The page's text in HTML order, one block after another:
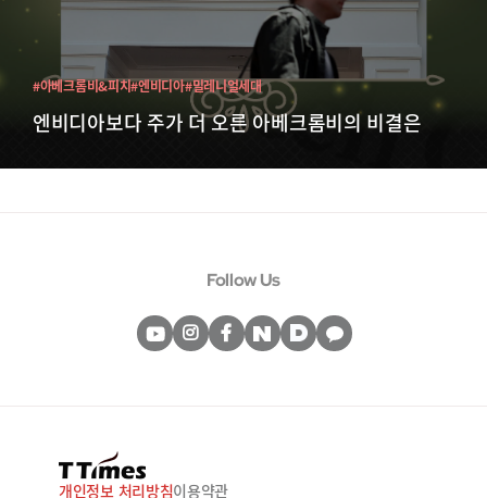
엔비디아보다 주가 더 오른 아베크롬비의 비결은
#아베크롬비&피치#엔비디아#밀레니얼세대
Follow Us
개인정보 처리방침이용약관